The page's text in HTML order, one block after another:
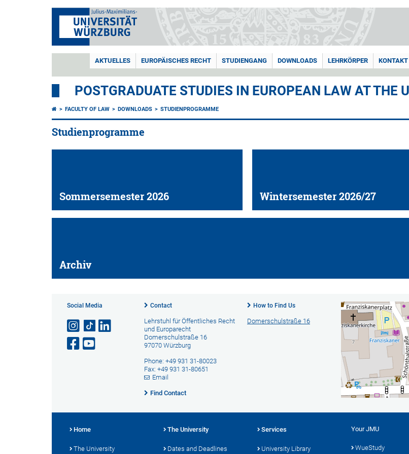
AKTUELLES EUROPÄISCHES RECHT STUDIENGANG DOWNLOADS LEHRKÖRPER KONTAKT
POSTGRADUATE STUDIES IN EUROPEAN LAW AT THE
FACULTY OF LAW DOWNLOADS STUDIENPROGRAMME
Studienprogramme
Sommersemester 2026 Wintersemester 2026/27
Archiv
Social Media Contact
Lehrstuhl für Öffentliches Recht
und Europarecht
Domerschulstraße 16
97070 Würzburg
Phone: +49 931 31-80023
Fax: +49 931 31-80651
Email
Find Contact
How to Find Us
Domerschulstraße 16
Home
The University
The University
Dates and Deadlines
Services
University Library
Your JMU
WueStudy